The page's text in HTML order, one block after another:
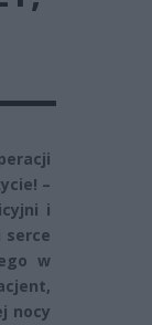
–
i
serce
w
nocy